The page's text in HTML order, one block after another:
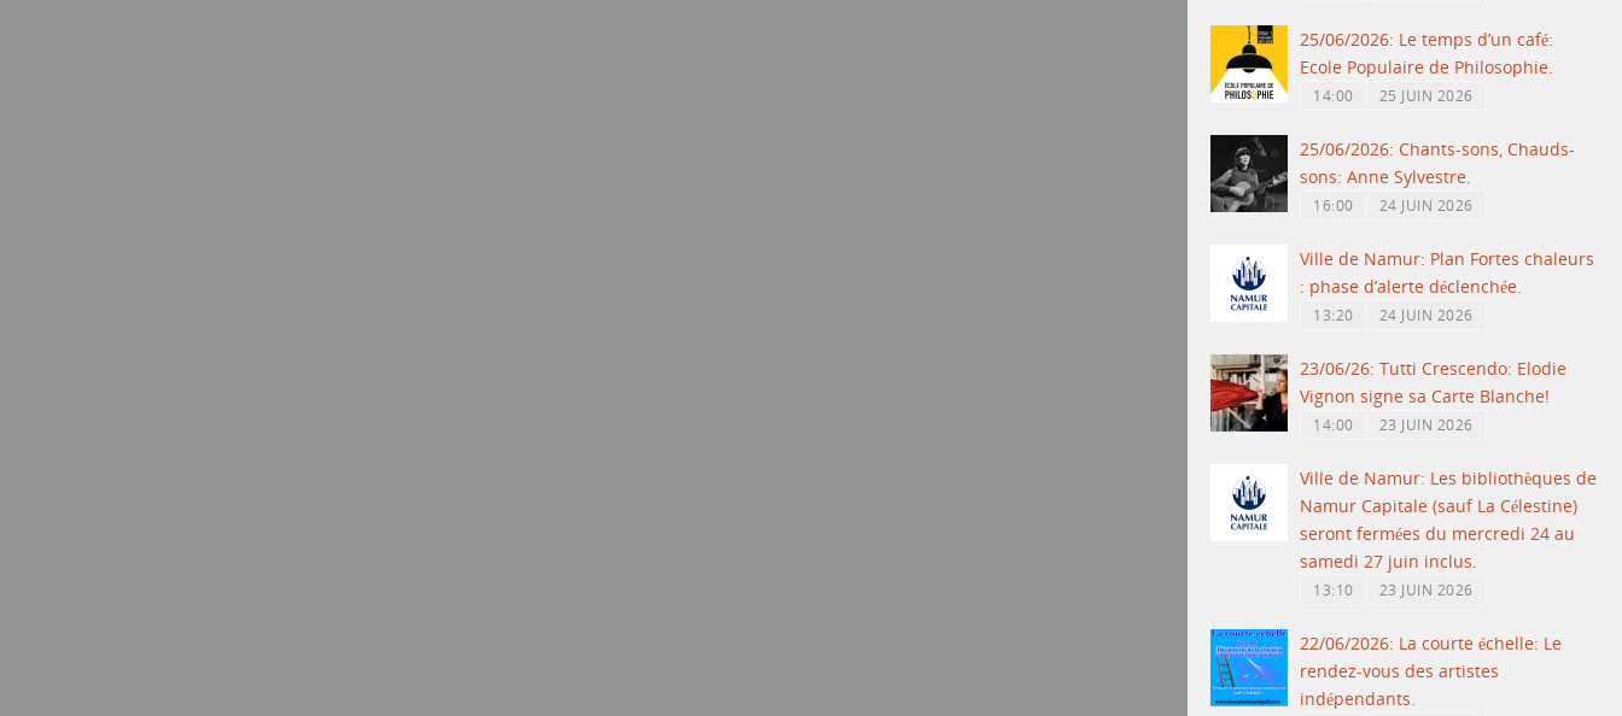
25/06/2026: Le temps d’un café:
Ecole Populaire de Philosophie.
14:00 25 JUIN 2026
25/06/2026: Chants-sons, Chauds-
sons: Anne Sylvestre.
16:00 24 JUIN 2026
Ville de Namur: Plan Fortes chaleurs
: phase d’alerte déclenchée.
13:20 24 JUIN 2026
23/06/26: Tutti Crescendo: Elodie
Vignon signe sa Carte Blanche!
14:00 23 JUIN 2026
Ville de Namur: Les bibliothèques de
Namur Capitale (sauf La Célestine)
seront fermées du mercredi 24 au
samedi 27 juin inclus.
13:10 23 JUIN 2026
22/06/2026: La courte échelle: Le
rendez-vous des artistes
indépendants.